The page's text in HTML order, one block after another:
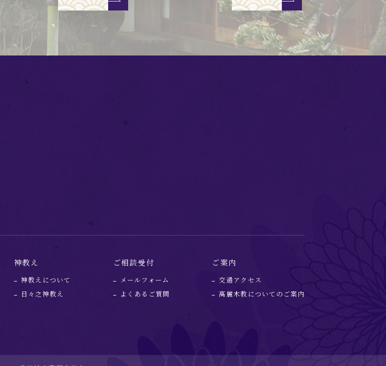
神教え
神教えについて
日々之神教え
ご相談受付
メールフォーム
よくあるご質問
ご案内
交通アクセス
高麗木教についてのご案内